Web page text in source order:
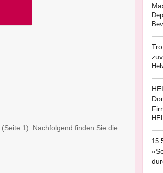
(Seite 1). Nachfolgend finden Sie die